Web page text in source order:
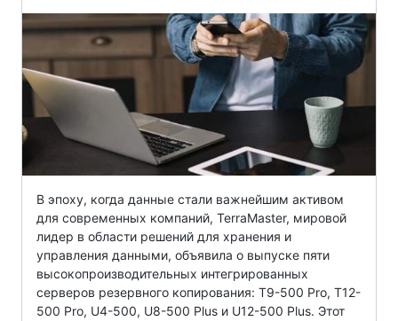
В эпоху, когда данные стали важнейшим активом
для современных компаний, TerraMaster, мировой
лидер в области решений для хранения и
управления данными, объявила о выпуске пяти
высокопроизводительных интегрированных
серверов резервного копирования: T9-500 Pro, T12-
500 Pro, U4-500, U8-500 Plus и U12-500 Plus. Этот